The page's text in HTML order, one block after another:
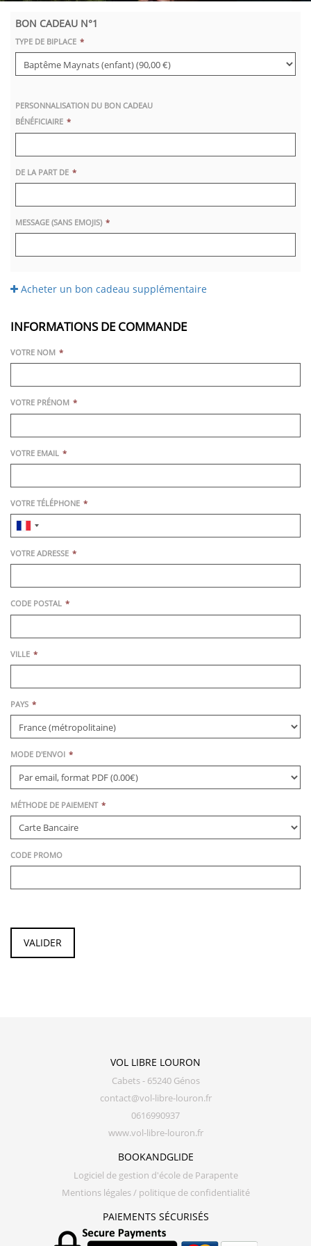
BON CADEAU N°1
TYPE DE BIPLACE
PERSONNALISATION DU BON CADEAU
BÉNÉFICIAIRE
DE LA PART DE
MESSAGE (SANS EMOJIS)
Acheter un bon cadeau supplémentaire
INFORMATIONS DE COMMANDE
VOTRE NOM
VOTRE PRÉNOM
VOTRE EMAIL
VOTRE TÉLÉPHONE
VOTRE ADRESSE
CODE POSTAL
VILLE
PAYS
MODE D'ENVOI
MÉTHODE DE PAIEMENT
CODE PROMO
VOL LIBRE LOURON
Cabets - 65240 Génos
contact@vol-libre-louron.fr
0616990937
www.vol-libre-louron.fr
BOOKANDGLIDE
Logiciel de gestion d'école de Parapente
Mentions légales / politique de confidentialité
PAIEMENTS SÉCURISÉS